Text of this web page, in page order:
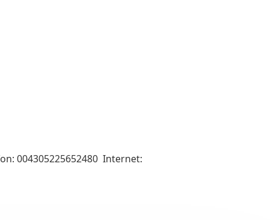
004305225652480 Internet: